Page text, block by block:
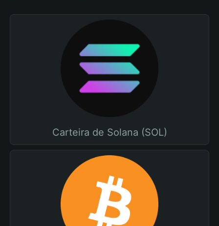
Carteira de Solana (SOL)